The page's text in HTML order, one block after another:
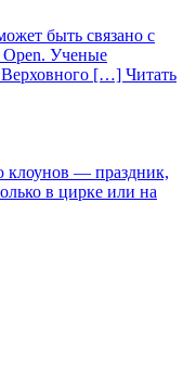
быть связано с
Open. Ученые
Верховного […] Читать
клоунов — праздник,
в цирке или на